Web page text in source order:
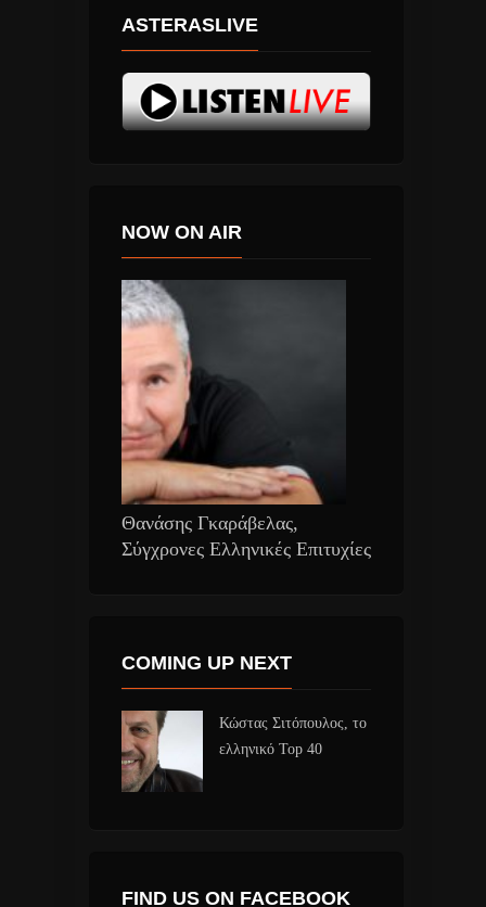
ASTERASLIVE
NOW ON AIR
Θανάσης Γκαράβελας,
Σύγχρονες Ελληνικές Επιτυχίες
COMING UP NEXT
Κώστας Σιτόπουλος, το
ελληνικό Top 40
FIND US ON FACEBOOK